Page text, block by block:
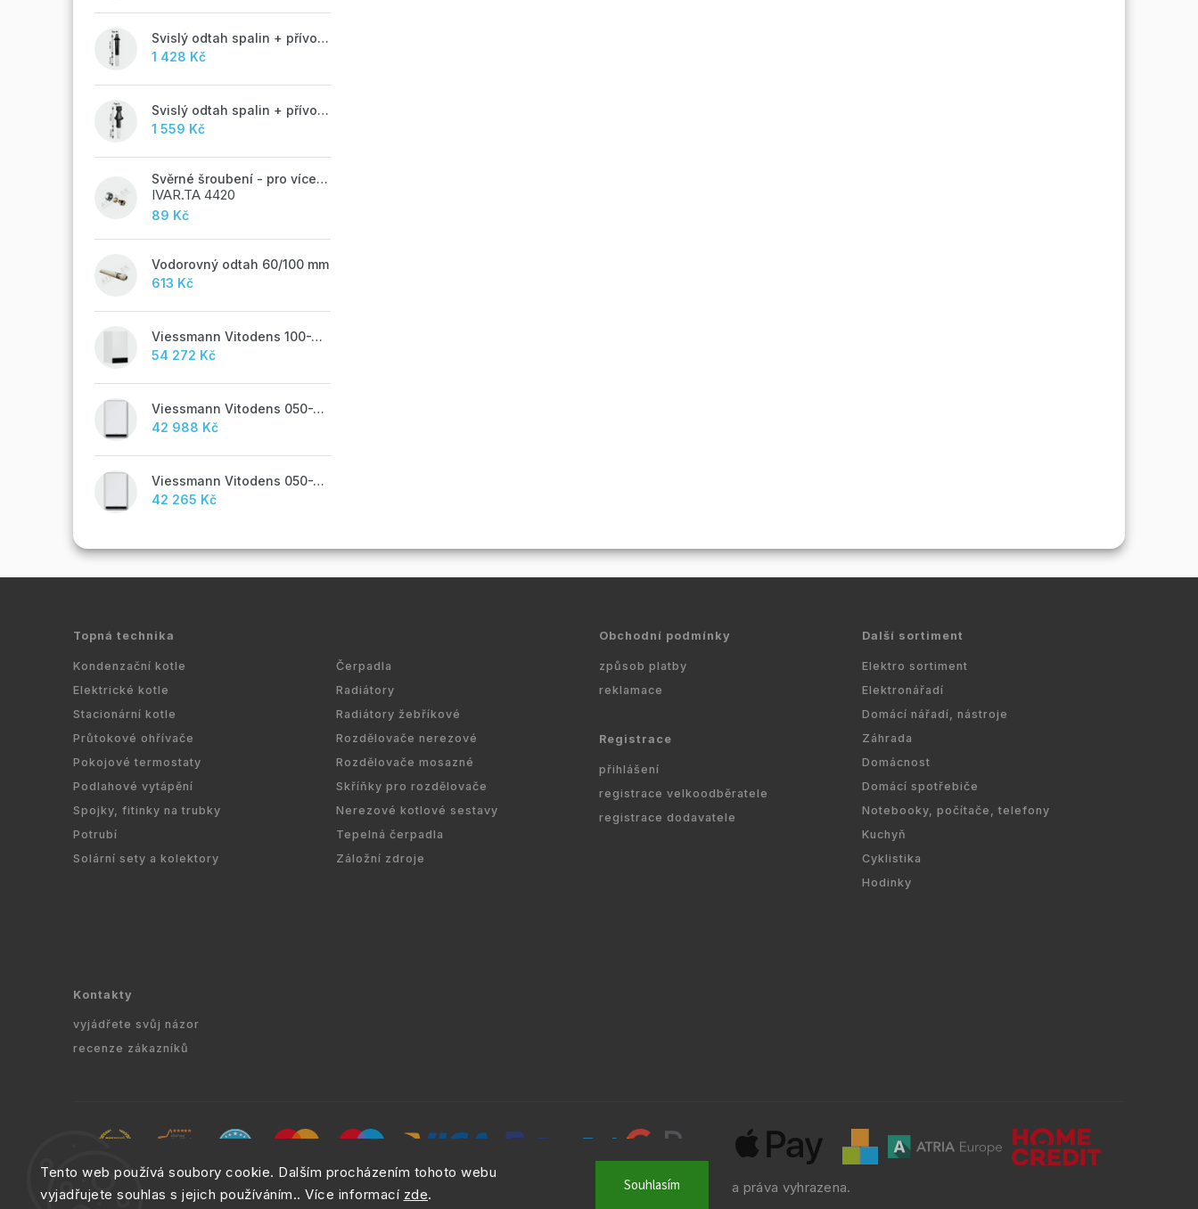
Tento web používá soubory cookie. Dalším procházením tohoto webu
vyjadřujete souhlas s jejich používáním.. Více informací zde. Souhlasím
Svislý odtah spalin + přívod vzduchu 60/100 mm - M
1 428 Kč
Svislý odtah spalin + přívod vzduchu 60/100 mm - A
1 559 Kč
Svěrné šroubení - pro vícevrstvé potrubí ALPEX - 16x2 ALU-EK
IVAR.TA 4420
89 Kč
Vodorovný odtah 60/100 mm
613 Kč
Viessmann Vitodens 100-W, 19 kW
54 272 Kč
Viessmann Vitodens 050-W, 19 kW, TUV
42 988 Kč
Viessmann Vitodens 050-W, 19 kW
42 265 Kč
Topná technika
Kondenzační kotle
Elektrické kotle
Stacionární kotle
Průtokové ohřívače
Pokojové termostaty
Podlahové vytápění
Spojky, fitinky na trubky
Potrubí
Solární sety a kolektory
Čerpadla
Radiátory
Radiátory žebříkové
Rozdělovače nerezové
Rozdělovače mosazné
Skříňky pro rozdělovače
Nerezové kotlové sestavy
Tepelná čerpadla
Záložní zdroje
Obchodní podmínky
způsob platby
reklamace
Registrace
přihlášení
registrace velkoodběratele
registrace dodavatele
Další sortiment
Elektro sortiment
Elektronářadí
Domácí nářadí, nástroje
Záhrada
Domácnost
Domácí spotřebiče
Notebooky, počítače, telefony
Kuchyň
Cyklistika
Hodinky
Kontakty
vyjádřete svůj názor
recenze zákazníků
Copyright © 2010 - info@navio.cz. Všechna práva vyhrazena.